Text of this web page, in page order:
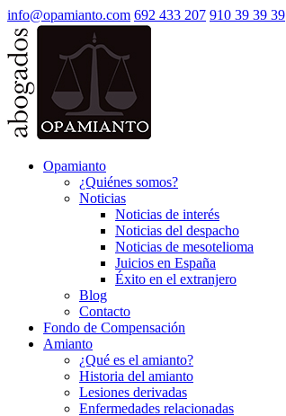
info@opamianto.com 692 433 207 910 39 39 39
Opamianto
¿Quiénes somos?
Noticias
Noticias de interés
Noticias del despacho
Noticias de mesotelioma
Juicios en España
Éxito en el extranjero
Blog
Contacto
Fondo de Compensación
Amianto
¿Qué es el amianto?
Historia del amianto
Lesiones derivadas
Enfermedades relacionadas